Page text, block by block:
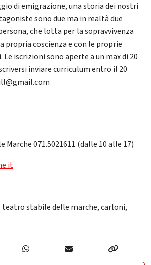
di emigrazione, una storia dei nostri
sono due ma in realtà due
che lotta per la sopravvivenza
propria coscienza e con le proprie
iscrizioni sono aperte a un max di 20
inviare curriculum entro il 20
Marche 071.5021611 (dalle 10 alle 17)
teatro stabile delle marche,carloni,